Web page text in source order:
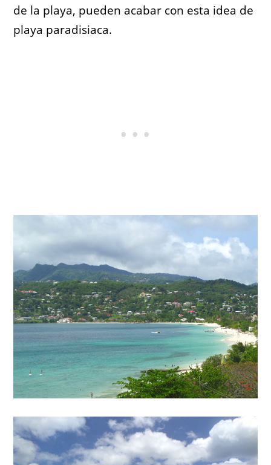
de la playa, pueden acabar con esta idea de
playa paradisiaca.